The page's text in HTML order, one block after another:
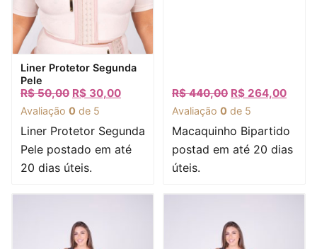
Visualização rápida
Liner Protetor Segunda
Pele
R$50,00 R$ 30,00
Avaliação 0 de 5
Liner Protetor Segunda
Pele postado em até
20 dias úteis.
R$440,00 R$ 264,00
Avaliação 0 de 5
Macaquinho Bipartido
postad em até 20 dias
úteis.